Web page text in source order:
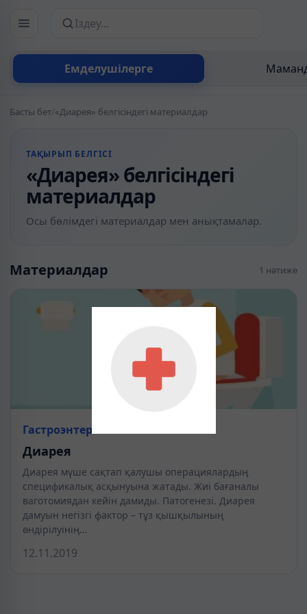
Емделушілерге
Сайттан іздеу
Басты бет/«Диарея» белгісіндегі материалдар
ТАҚЫРЫП БЕЛГІСІ
«Диарея» белгісіндегі
материалдар
Осы бөлімдегі материалдар мен анықтамалар.
Материалдар 1 нәтиже
Гастроэнтерология
Диарея
Диарея мүше сақтап қалушы операциялардың
спецификалық асқынуына жатады. Жиі бағаналы
ваготомиядан кейін дамиды. Патогенезі. Диарея
дамуын негізгі фактор – тұз қышқылының
өндірілуінің…
12.11.2019